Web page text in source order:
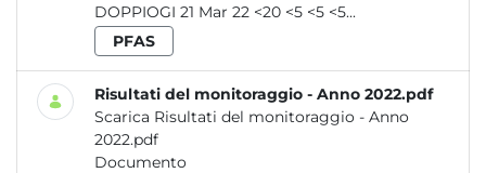
DOPPIOGI 21 Mar 22 <20 <5 <5 <5...
PFAS
Risultati del monitoraggio - Anno 2022.pdf
Scarica Risultati del monitoraggio - Anno
2022.pdf
Documento